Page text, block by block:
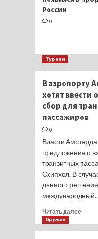
России
0
Туризм
В аэропорту
хотят ввести
сбор для
пассажиров
0
Власти
предложение о
транзитных
Схипхол. В
данного
Читать далее
Оружие